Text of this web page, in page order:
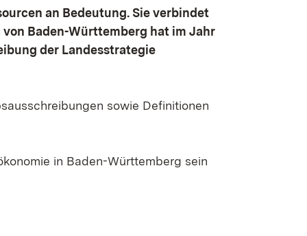
an Bedeutung. Sie verbindet
Baden-Württemberg hat im Jahr
der Landesstrategie
sowie Definitionen
in Baden-Württemberg sein